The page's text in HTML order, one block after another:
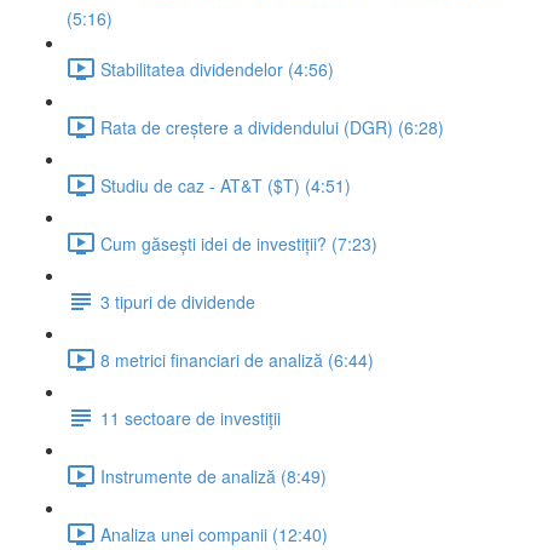
(5:16)
Stabilitatea dividendelor (4:56)
Rata de creștere a dividendului (DGR) (6:28)
Studiu de caz - AT&T ($T) (4:51)
Cum găsești idei de investiții? (7:23)
3 tipuri de dividende
8 metrici financiari de analiză (6:44)
11 sectoare de investiții
Instrumente de analiză (8:49)
Analiza unei companii (12:40)